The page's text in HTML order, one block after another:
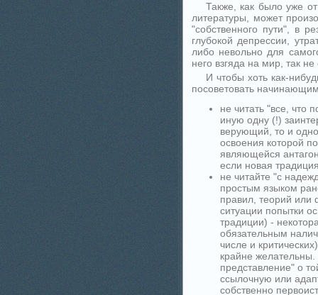
Также, как было уже
литературы, может
"собственного пути", в
глубокой депрессии,
либо невольно для
него взгяда на мир, так
И чтобы хоть как-
посоветовать
не читать "все, что
иную одну (!)
верующий, то и
освоения которой
являющейся
если новая
не читайте "с
простым языком
правил, теорий или
ситуации попытки
традиции) -
обязательным
числе и
крайне
представление" о
ссылочную или
собственно